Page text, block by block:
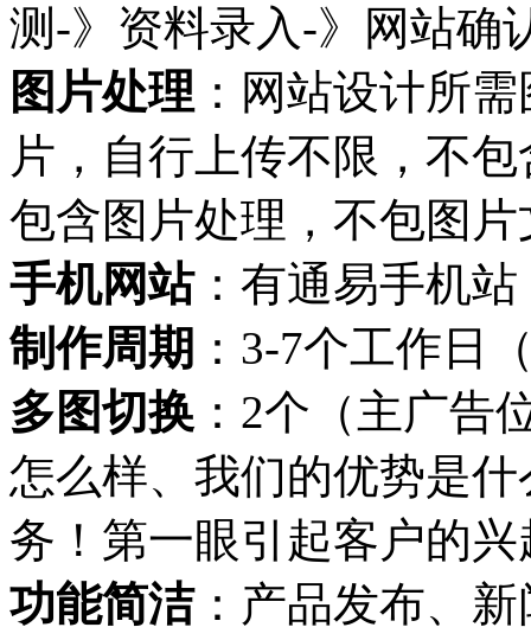
测-》资料录入-》网站确
图片处理 ：网站设计所
片，自行上传不限，不
包含图片处理，不包图
手机网站：有通易手机站
制作周期 ：3-7个工作日
多图切换 ：2个（主广告
怎么样、我们的优势是
务！第一眼引起客户的兴
功能简洁：产品发布、